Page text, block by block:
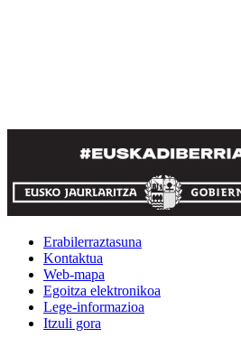
Erabilerraztasuna
Kontaktua
Web-mapa
Egoitza elektronikoa
Lege-informazioa
Itzuli gora